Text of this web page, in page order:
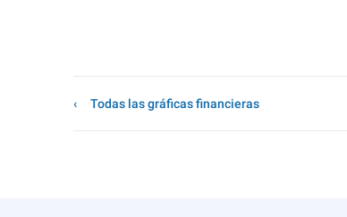
Todas las gráficas financieras